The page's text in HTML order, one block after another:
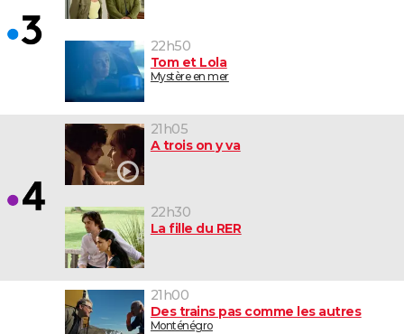
22h50
Tom et Lola
Mystère en mer
21h05
A trois on y va
22h30
La fille du RER
21h00
Des trains pas comme les autres
Monténégro